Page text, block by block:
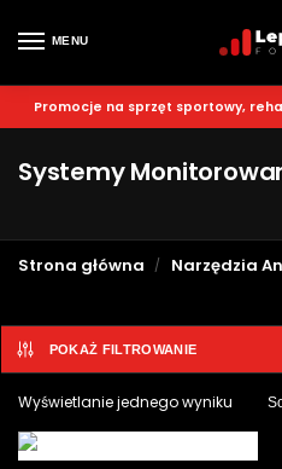
MENU
Promocje na sprzęt sportowy,
Systemy
Strona główna / Narzędzia
POKAŻ FILTROWANIE
Wyświetlanie jednego wyniku